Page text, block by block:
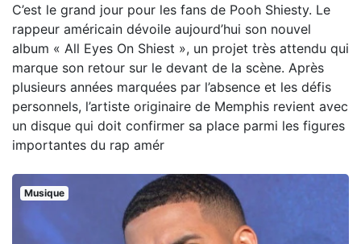
C’est le grand jour pour les fans de Pooh Shiesty. Le
rappeur américain dévoile aujourd’hui son nouvel
album « All Eyes On Shiest », un projet très attendu qui
marque son retour sur le devant de la scène. Après
plusieurs années marquées par l’absence et les défis
personnels, l’artiste originaire de Memphis revient avec
un disque qui doit confirmer sa place parmi les figures
importantes du rap amér
Musique